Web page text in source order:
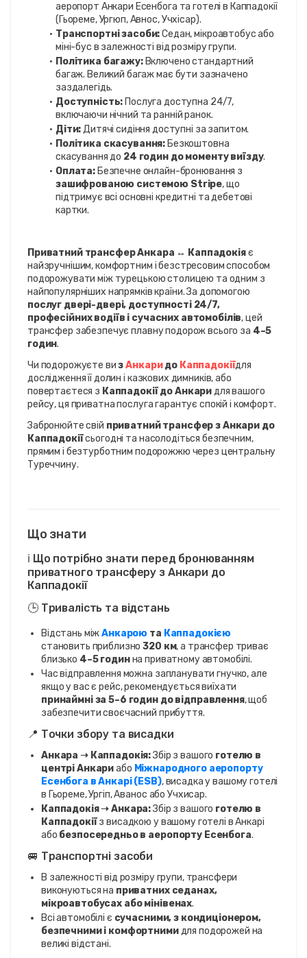
аеропорт Анкари Есенбога та готелі в Каппадокії
(Гьореме, Ургюп, Авнос, Учхісар).
Транспортні засоби: Седан, мікроавтобус або
міні-бус в залежності від розміру групи.
Політика багажу: Включено стандартний
багаж. Великий багаж має бути зазначено
заздалегідь.
Доступність: Послуга доступна 24/7,
включаючи нічний та ранній ранок.
Діти: Дитячі сидіння доступні за запитом.
Політика скасування: Безкоштовна
скасування до 24 годин до моменту виїзду.
Оплата:
зашифрованою системою Stripe, що
підтримує всі основні кредитні та дебетові
картки.
Приватний трансфер Анкара ↔ Каппадокія є
найзручнішим, комфортним і безстресовим способом
подорожувати між турецькою столицею та одним з
послуг двері-двері, доступності 24/7,
професійних водіїв і сучасних автомобілів, цей
трансфер забезпечує плавну подорож всього за 4–5
годин.
Чи подорожуєте ви з Анкари до Каппадокіїдля
дослідження її долин і казкових димників, або
повертаєтеся з Каппадокії до Анкари для вашого
рейсу, ця приватна послуга гарантує спокій і комфорт.
Забронюйте свій приватний трансфер з Анкари до
Каппадокії сьогодні та насолодіться безпечним,
прямим і безтурботним подорожжю через центральну
Туреччину.
Що знати
ℹ️ Що потрібно знати перед бронюванням
приватного трансферу з Анкари до
Каппадокії
🕒 Тривалість та відстань
Відстань міжАнкарою та Каппадокією
становить приблизно320 км, а трансфер триває
близько 4–5 годинна приватному автомобілі.
Час відправлення можна запланувати гнучко, але
якщо у вас є рейс, рекомендується виїхати
принаймні за 5–6 годин до відправлення, щоб
забезпечити своєчасний прибуття.
📍 Точки збору та висадки
Анкара ➝ Каппадокія:Збір з вашого готелю в
центрі Анкариабо Міжнародного аеропорту
Есенбога в Анкарі (ESB), висадка у вашому готелі
в Гьореме, Ургіп, Аванос або Учхисар.
Каппадокія ➝ Анкара:Збір з вашого готелю в
Каппадокіїз висадкою у вашому готелі в Анкарі
або безпосередньо в аеропорту Есенбога.
🚐 Транспортні засоби
В залежності від розміру групи, трансфери
виконуються на приватних седанах,
мікроавтобусах або мінівенах.
Всі автомобілі є сучасними, з кондиціонером,
безпечними і комфортнимидля подорожей на
великі відстані.